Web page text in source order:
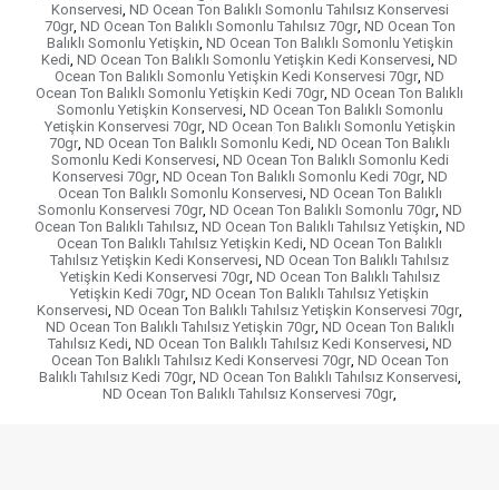
Konservesi ND Ocean Ton Balıklı Somonlu Tahılsız Konservesi
70gr, ND Ocean Ton Balıklı Somonlu Tahılsız 70gr, ND Ocean Ton
Balıklı Somonlu Yetişkin ND Ocean Ton Balıklı Somonlu Yetişkin
Kedi ND Ocean Ton Balıklı Somonlu Yetişkin Kedi Konservesi ND
Ocean Ton Balıklı Somonlu Yetişkin Kedi Konservesi 70gr ND
Ocean Ton Balıklı Somonlu Yetişkin Kedi 70gr ND Ocean Ton Balıklı
Somonlu Yetişkin Konservesi ND Ocean Ton Balıklı Somonlu
Yetişkin Konservesi 70gr, ND Ocean Ton Balıklı Somonlu Yetişkin
70gr ND Ocean Ton Balıklı Somonlu Kedi ND Ocean Ton Balıklı
Somonlu Kedi Konservesi ND Ocean Ton Balıklı Somonlu Kedi
Konservesi 70gr, ND Ocean Ton Balıklı Somonlu Kedi 70gr, ND
Ocean Ton Balıklı Somonlu Konservesi ND Ocean Ton Balıklı
Somonlu Konservesi 70gr, ND Ocean Ton Balıklı Somonlu 70gr, ND
Ocean Ton Balıklı Tahılsız, ND Ocean Ton Balıklı Tahılsız Yetişkin ND
Ocean Ton Balıklı Tahılsız Yetişkin Kedi ND Ocean Ton Balıklı
Tahılsız Yetişkin Kedi Konservesi ND Ocean Ton Balıklı Tahılsız
Yetişkin Kedi Konservesi 70gr, ND Ocean Ton Balıklı Tahılsız
Yetişkin Kedi 70gr ND Ocean Ton Balıklı Tahılsız Yetişkin
Konservesi ND Ocean Ton Balıklı Tahılsız Yetişkin Konservesi 70gr
ND Ocean Ton Balıklı Tahılsız Yetişkin 70gr, ND Ocean Ton Balıklı
Tahılsız Kedi ND Ocean Ton Balıklı Tahılsız Kedi Konservesi ND
Ocean Ton Balıklı Tahılsız Kedi Konservesi 70gr, ND Ocean Ton
Balıklı Tahılsız Kedi 70gr, ND Ocean Ton Balıklı Tahılsız Konservesi
ND Ocean Ton Balıklı Tahılsız Konservesi 70gr